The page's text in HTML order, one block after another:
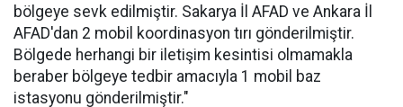
bölgeye sevk edilmiştir. Sakarya İl AFAD ve Ankara İl
AFAD'dan 2 mobil koordinasyon tırı gönderilmiştir.
Bölgede herhangi bir iletişim kesintisi olmamakla
beraber bölgeye tedbir amacıyla 1 mobil baz
istasyonu gönderilmiştir."